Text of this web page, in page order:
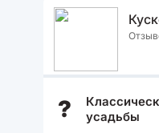
?
усадьбы